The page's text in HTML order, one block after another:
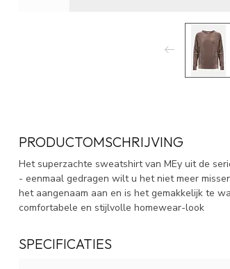
PRODUCTOMSCHRIJVING
Het superzachte sweatshirt van MEy uit de
- eenmaal gedragen wilt u het niet meer
het aangenaam aan en is het gemakkelijk te
comfortabele en stijlvolle homewear-look
SPECIFICATIES